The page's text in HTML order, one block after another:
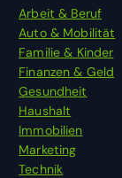
Arbeit & Beruf
Auto & Mobilität
Familie & Kinder
Finanzen & Geld
Gesundheit
Haushalt
Immobilien
Marketing
Technik